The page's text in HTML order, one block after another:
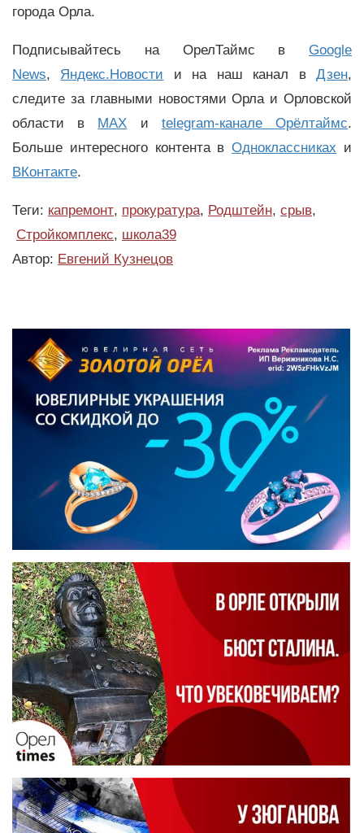
города Орла.
Подписывайтесь на ОрелТаймс в Google
News, Яндекс.Новости и на наш канал вДзен,
следите за главными новостями Орла и Орловской
области в MAX и telegram-канале Орёлтаймс.
Больше интересного контента вОдноклассниках и
ВКонтакте.
Теги: капремонт, прокуратура, Родштейн, срыв,
Стройкомплекс, школа39
Автор: Евгений Кузнецов